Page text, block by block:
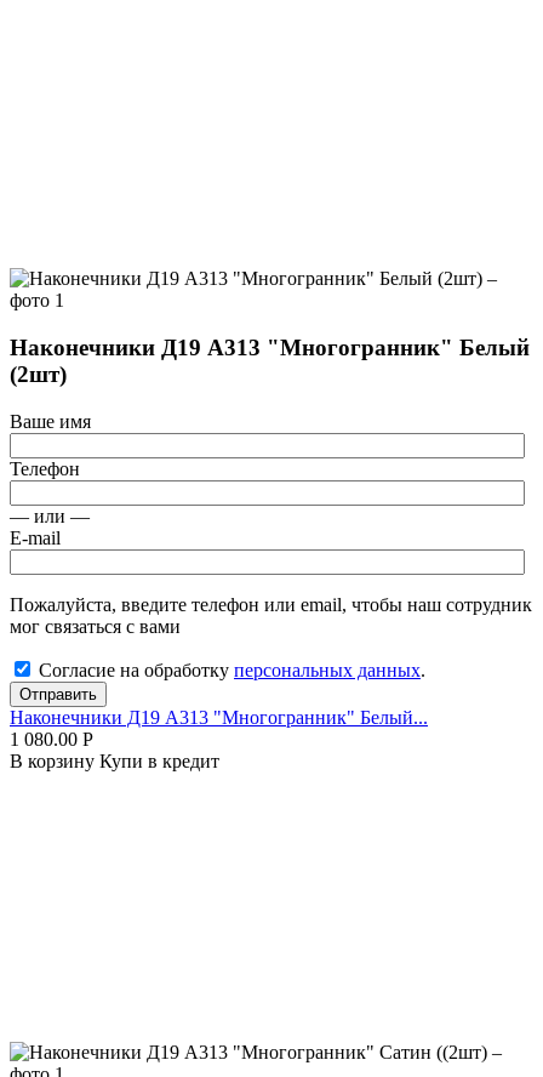
Наконечники Д19 А313 "Многогранник" Белый
(2шт)
Ваше имя
Телефон
— или —
E-mail
Пожалуйста, введите телефон или email, чтобы наш сотрудник
мог связаться с вами
Согласие на обработку персональных данных.
Отправить
Наконечники Д19 А313 "Многогранник" Белый...
1 080.00 Р
В корзину Купи в кредит